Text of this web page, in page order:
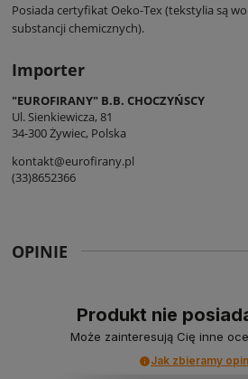
Posiada certyfikat Oeko-Tex (tekstylia są
substancji chemicznych).
Importer
"EUROFIRANY" B.B. CHOCZYŃSCY
Ul. Sienkiewicza, 81
34-300 Żywiec, Polska
kontakt@eurofirany.pl
(33)8652366
OPINIE
Produkt nie
Może zainteresują Cię inne
Jak zbieramy